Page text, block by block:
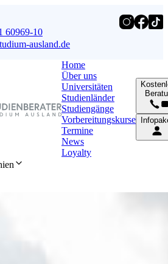
60969-10
ausland.de
Home
Über uns
Universitäten
Studienländer
Studiengänge
Vorbereitungskurse
Termine
News
Loyalty